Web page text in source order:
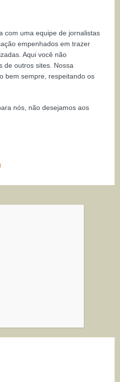
com uma equipe de jornalistas
empenhados em trazer
Aqui você não
de outros sites. Nossa
bem sempre, respeitando os
nós, não desejamos aos